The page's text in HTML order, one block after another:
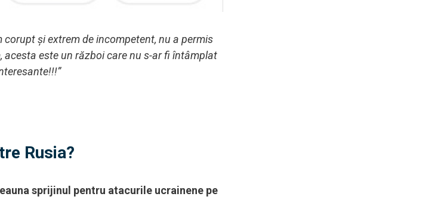
corupt și extrem de incompetent, nu a permis
acesta este un război care nu s-ar fi întâmplat
Rusia?
sprijinul pentru atacurile ucrainene pe